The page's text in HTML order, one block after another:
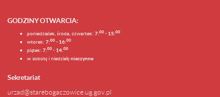
GODZINY OTWARCIA:
poniedziałek, środa, czwartek: 7:00 - 15:00
wtorek: 7:00 - 16:00
piątek: 7:00 - 14:00
w sobotę i niedzielę nieczynne
Sekretariat
urzad@starebogaczowice.ug.gov.pl